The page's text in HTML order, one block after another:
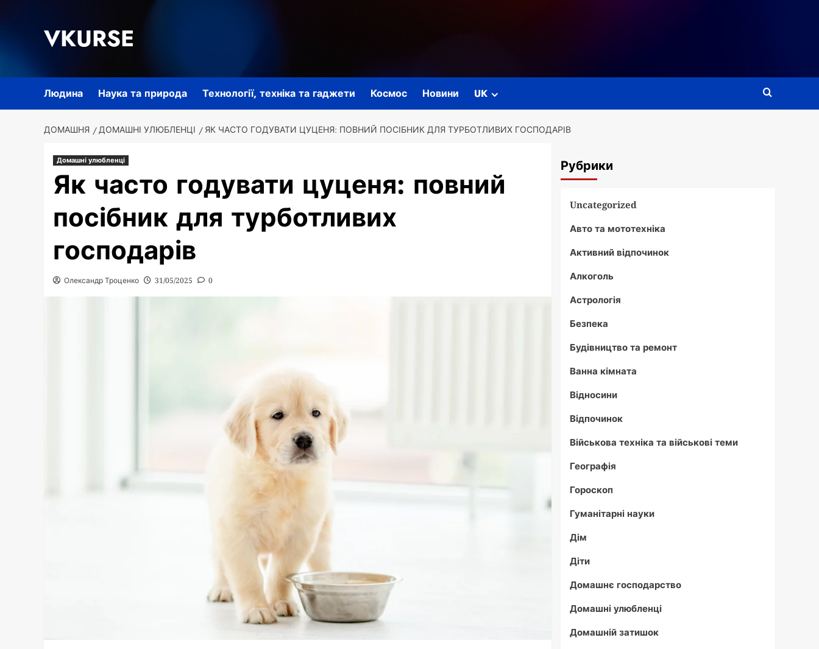
VKURSE
Людина Наука та природа Технології, техніка та гаджети Космос Новини UK
ДОМАШНЯ ДОМАШНІ УЛЮБЛЕНЦІ ЯК ЧАСТО ГОДУВАТИ ЦУЦЕНЯ: ПОВНИЙ ПОСІБНИК ДЛЯ ТУРБОТЛИВИХ ГОСПОДАРІВ
Домашні улюбленці
Як часто годувати цуценя: повний
посібник для турботливих
господарів
Олександр Троценко 31/05/2025 0
Рубрики
Uncategorized
Авто та мототехніка
Активний відпочинок
Алкоголь
Астрологія
Безпека
Будівництво та ремонт
Ванна кімната
Відносини
Відпочинок
Військова техніка та військові теми
Географія
Гороскоп
Гуманітарні науки
Дім
Діти
Домашнє господарство
Домашні улюбленці
Домашній затишок